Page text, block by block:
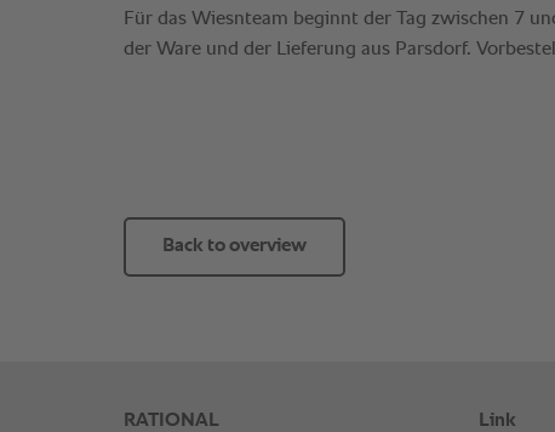
Back to overview